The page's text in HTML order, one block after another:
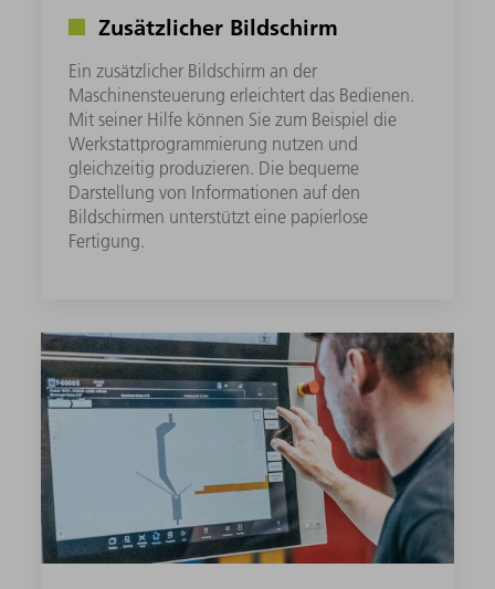
Zusätzlicher Bildschirm
Ein zusätzlicher Bildschirm an der
Maschinensteuerung erleichtert das Bedienen.
Mit seiner Hilfe können Sie zum Beispiel die
Werkstattprogrammierung nutzen und
gleichzeitig produzieren. Die bequeme
Darstellung von Informationen auf den
Bildschirmen unterstützt eine papierlose
Fertigung.